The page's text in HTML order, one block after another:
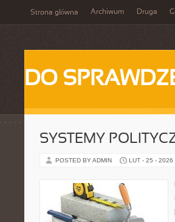
Strona główna Archiwum Druga
DO
SYSTEMY
POSTED BY ADMIN LUT - 25 - 2026